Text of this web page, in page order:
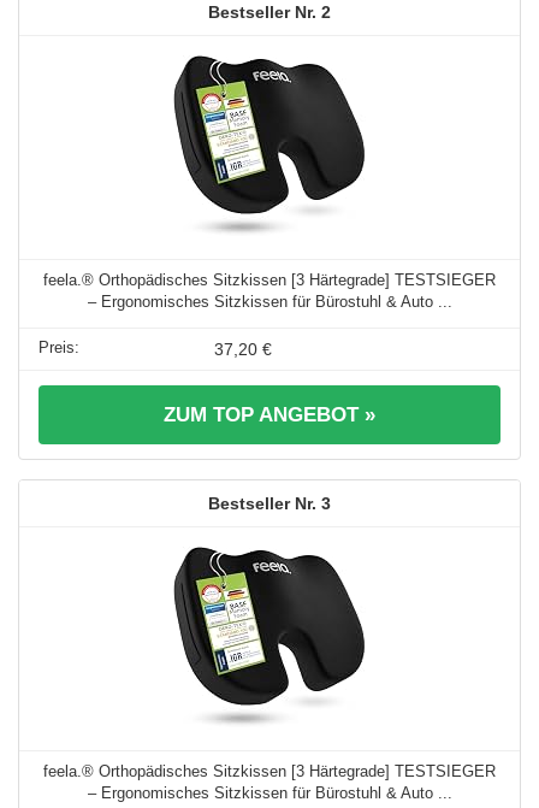
2
feela.® Orthopädisches Sitzkissen [3 Härtegrade] TESTSIEGER
– Ergonomisches Sitzkissen für Bürostuhl & Auto ...
37,20 €
ZUM TOP ANGEBOT »
3
feela.® Orthopädisches Sitzkissen [3 Härtegrade] TESTSIEGER
– Ergonomisches Sitzkissen für Bürostuhl & Auto ...